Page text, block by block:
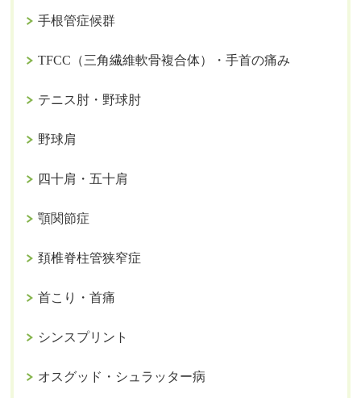
手根管症候群
TFCC（三角繊維軟骨複合体）・手首の痛み
テニス肘・野球肘
野球肩
四十肩・五十肩
顎関節症
頚椎脊柱管狭窄症
首こり・首痛
シンスプリント
オスグッド・シュラッター病